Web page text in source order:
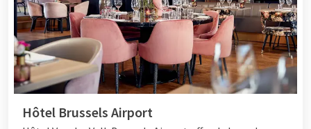
Hôtel Brussels Airport